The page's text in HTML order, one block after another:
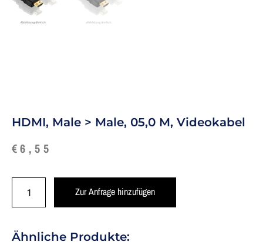
HDMI, Male > Male, 05,0 M, Videokabel
€6,55
Zur Anfrage hinzufügen
Ähnliche Produkte: